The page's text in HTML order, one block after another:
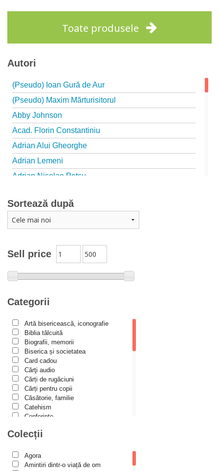
Toate produsele
Autori
(Pseudo) Ioan Gură de Aur
(Pseudo) Maxim Mărturisitorul
Abby Johnson
Acad. Florin Constantiniu
Adrian Alui Gheorghe
Adrian Lemeni
Adrian Nicolae Petcu
Adriana Petrescu
Alexandra Rotariu
Alexandru Creţu
Alexandru Huțanu
Alexandru Lascarov-Moldovanu
Alexandru Rădescu
Alexandru Tkacenko
Alexis Torrance
Alina Ana Nistor
Alphonse de LAMARTINE
Amy Parker
Ana Iacov
Ana-Lorina Iacob
Anca Apostol
Sell price
Categorii
Artă bisericească, iconografie
Biblia tâlcuită
Biografii, memorii
Biserica și societatea
Card cadou
Cărţi audio
Cărți de rugăciuni
Cărți pentru copii
Căsătorie, familie
Catehism
Conferințe
Dicționare
Filocalia
International Orthodox Theological
Colecții
Agora
Amintiri dintr-o viață de om
Sortează după